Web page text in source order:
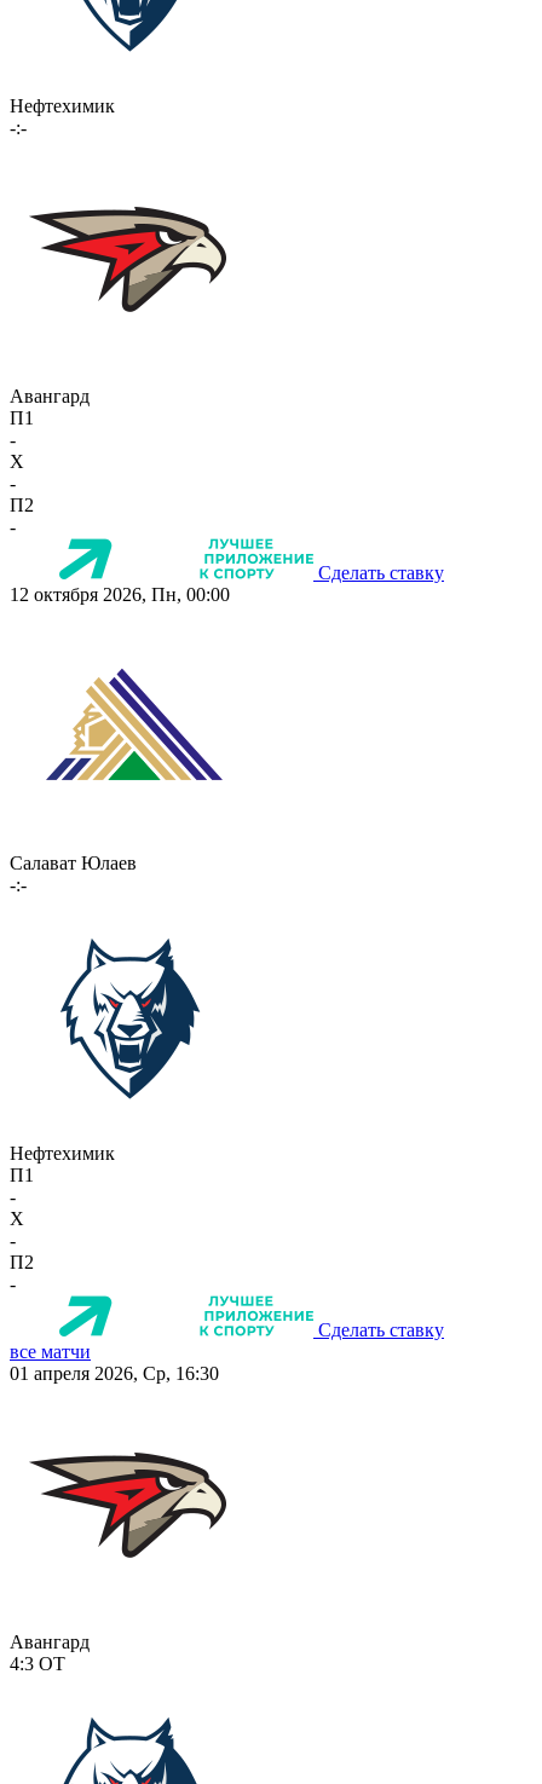
Нефтехимик
-:-
Авангард
П1
-
X
-
П2
-
Сделать ставку
12 октября 2026, Пн, 00:00
Салават Юлаев
-:-
Нефтехимик
П1
-
X
-
П2
-
Сделать ставку
все матчи
01 апреля 2026, Ср, 16:30
Авангард
4:3 ОТ